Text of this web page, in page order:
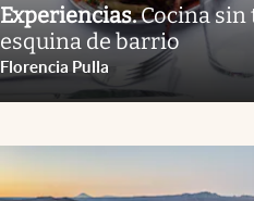
Experiencias.Cocina
esquina de barrio
Florencia Pulla